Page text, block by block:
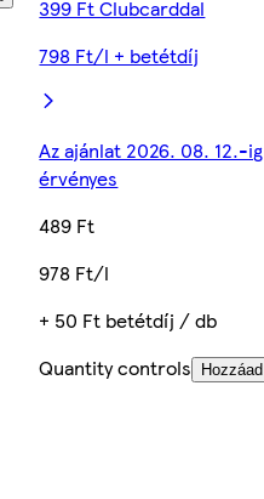
399 Ft Clubcarddal
798 Ft/l + betétdíj
Az ajánlat 2026. 08. 12.-ig
érvényes
489 Ft
978 Ft/l
+ 50 Ft betétdíj / db
Quantity controls
Hozzáad